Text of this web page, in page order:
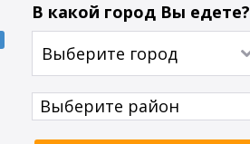
В какой город Вы едете?
Выберите город
Выберите район